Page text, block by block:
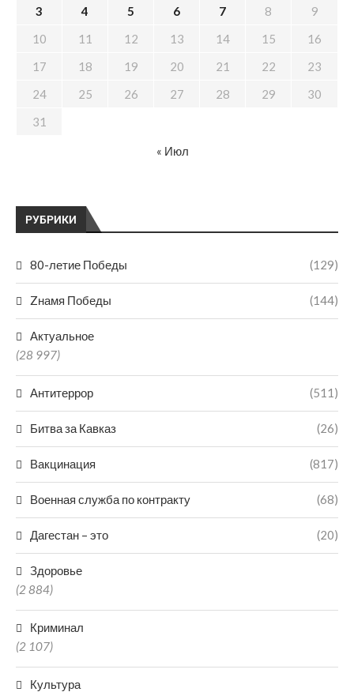
РУБРИКИ
80-летие Победы (129)
Zнамя Победы (144)
Актуальное
(28 997)
Антитеррор (511)
Битва за Кавказ (26)
Вакцинация (817)
Военная служба по контракту (68)
Дагестан – это (20)
Здоровье
(2 884)
Криминал
(2 107)
Культура
3
4 5 6 7 8
9
10
11 12 13 14 15
16
17
18 19 20 21 22
23
24
25 26 27 28 29
30
31
« Июл